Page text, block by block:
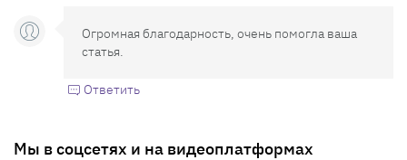
Огромная благодарность, очень помогла ваша
статья.
Ответить
Мы в соцсетях и на видеоплатформах